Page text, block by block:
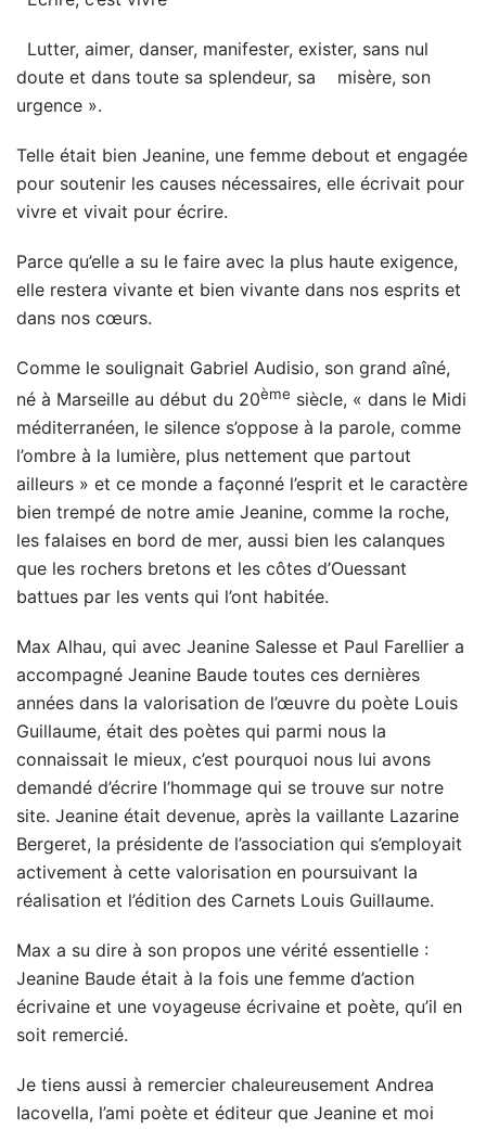
Lutter, aimer, danser, manifester, exister, sans nul
doute et dans toute sa splendeur, sa misère, son
urgence ».
Telle était bien Jeanine, une femme debout et engagée
pour soutenir les causes nécessaires, elle écrivait pour
vivre et vivait pour écrire.
Parce qu’elle a su le faire avec la plus haute exigence,
elle restera vivante et bien vivante dans nos esprits et
dans nos cœurs.
Comme le soulignait Gabriel Audisio, son grand aîné,
né à Marseille au début du 20ème siècle, « dans le Midi
méditerranéen, le silence s’oppose à la parole, comme
l’ombre à la lumière, plus nettement que partout
ailleurs » et ce monde a façonné l’esprit et le caractère
bien trempé de notre amie Jeanine, comme la roche,
les falaises en bord de mer, aussi bien les calanques
que les rochers bretons et les côtes d’Ouessant
battues par les vents qui l’ont habitée.
Max Alhau, qui avec Jeanine Salesse et Paul Farellier a
accompagné Jeanine Baude toutes ces dernières
années dans la valorisation de l’œuvre du poète Louis
Guillaume, était des poètes qui parmi nous la
connaissait le mieux, c’est pourquoi nous lui avons
demandé d’écrire l’hommage qui se trouve sur notre
site. Jeanine était devenue, après la vaillante Lazarine
Bergeret, la présidente de l’association qui s’employait
activement à cette valorisation en poursuivant la
réalisation et l’édition des Carnets Louis Guillaume.
Max a su dire à son propos une vérité essentielle :
Jeanine Baude était à la fois une femme d’action
écrivaine et une voyageuse écrivaine et poète, qu’il en
soit remercié.
Je tiens aussi à remercier chaleureusement Andrea
Iacovella, l’ami poète et éditeur que Jeanine et moi